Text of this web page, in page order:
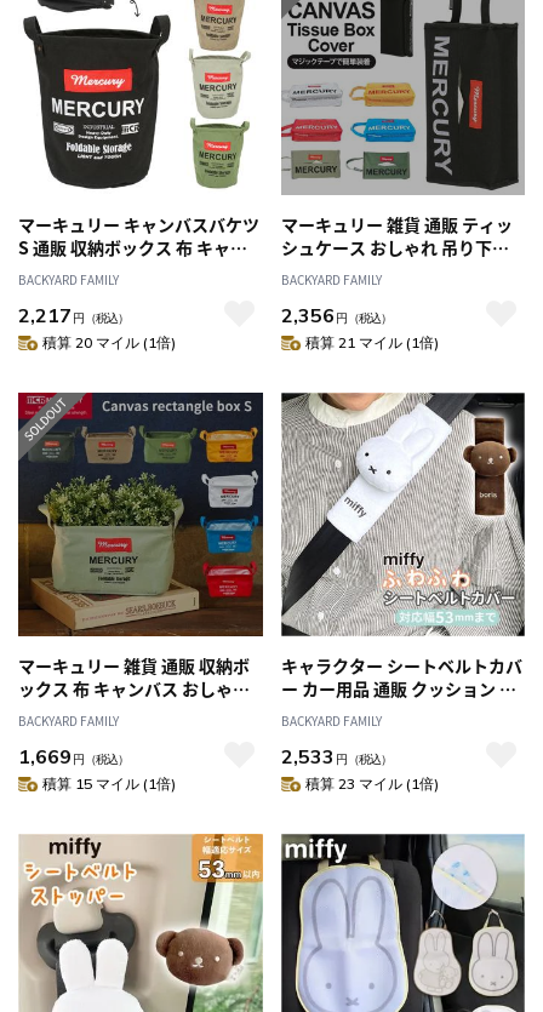
マーキュリー キャンバスバケツ
S 通販 収納ボックス 布 キャン
バス 折りたたみ おしゃれ 雑貨
バケツ MERCURY リビング 収
納 子供部屋 おもちゃ箱 車内収
納 アウトドア ランドリーバス
BACKYARD FAMILY
2,217 円 （税込）
積算 20 マイル (1倍)
マーキュリー 雑貨 通販 ティッ
シュケース おしゃれ 吊り下げ
車 壁掛け ティッシュカバー 掛
け MERCURY ティッシュボック
スカバー 布 キャンバス ティッ
シュ ボックス カバー ケース ア
BACKYARD FAMILY
2,356 円 （税込）
積算 21 マイル (1倍)
マーキュリー 雑貨 通販 収納ボ
ックス 布 キャンバス おしゃれ
キャンバスボックス 四角 角型
ス S リビング 収納 子供部屋 お
もちゃ箱 ランドリーバスケット
BACKYARD FAMILY
1,669 円 （税込）
積算 15 マイル (1倍)
キャラクター シートベルトカバ
ー カー用品 通販 クッション シ
ートベルトパッド シートベルト
ッズ 子供 こども 子ども お出か
け アクセサリー おしゃれ 便利
BACKYARD FAMILY
2,533 円 （税込）
積算 23 マイル (1倍)